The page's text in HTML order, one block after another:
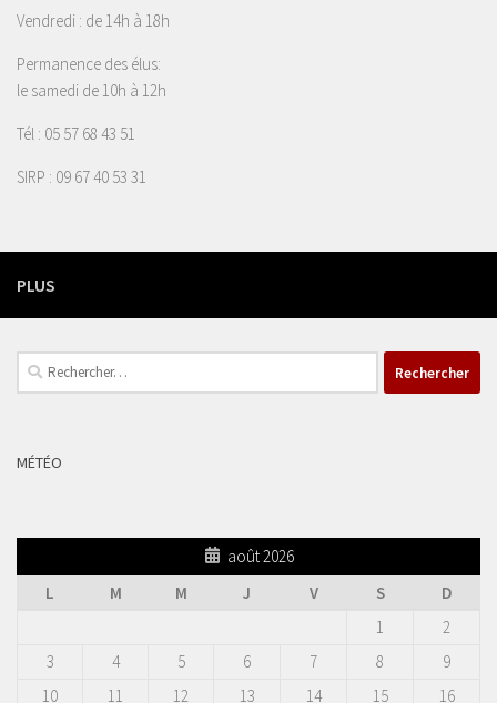
Vendredi : de 14h à 18h
Permanence des élus:
le samedi de 10h à 12h
Tél : 05 57 68 43 51
SIRP : 09 67 40 53 31
PLUS
Rechercher :
MÉTÉO
août 2026
L
M M J V S
D
1
2
3
4 5 6 7 8
9
10
11 12 13 14 15 16